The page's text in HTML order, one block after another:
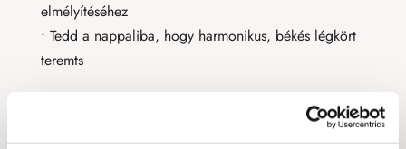
elmélyítéséhez
• Tedd a nappaliba, hogy harmonikus, békés légkört
teremts
A kalcedon elegáns, visszafogott szépsége miatt